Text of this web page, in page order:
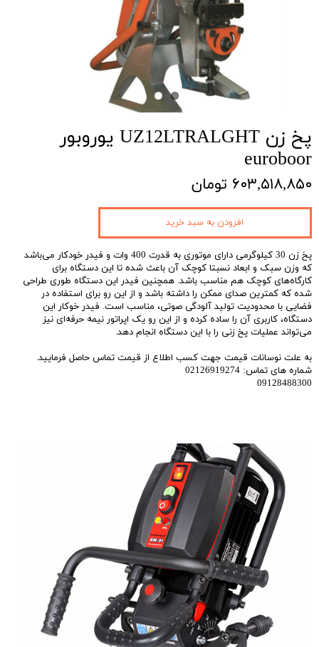
پخ زن UZ12LTRALGHT یوروبور
euroboor
۶۰۳,۵۱۸,۸۵۰ تومان
پخ زن 30 کیلوگرمی دارای موتوری به قدرت 400 وات و فیدر خودکار می‌باشد
که وزن سبک و ابعاد نسبتا کوچک آن باعث شده تا این دستگاه برای
کارگاه‌های کوچک هم مناسب باشد. همچنین فیدر این دستگاه طوری طراحی
شده که کمترین صدای ممکن را داشته باشد و از این رو برای استفاده در
فضایی با محدودیت تولید آلودگی صوتی، مناسب است. فیدر خوکار این
دستگاه، کاربری آن را ساده کرده و از این رو یک اپراتور نیمه حرفه‌ای نیز
می‌تواند عملیات پخ زنی را با این دستگاه انجام دهد.
به علت نوسانات قیمت جهت کسب اطلاع از قیمت تماس حاصل فرمایید.
شماره های تماس: 02126919274
09128488300
افزودن به سبد خرید